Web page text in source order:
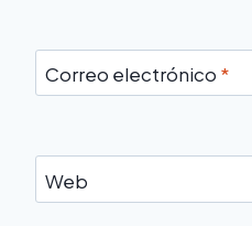
Correo electrónico *
Web